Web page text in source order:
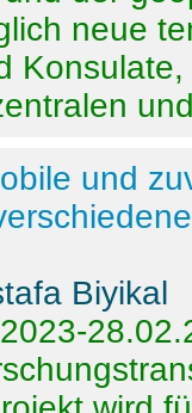
neue
und
Biyikal